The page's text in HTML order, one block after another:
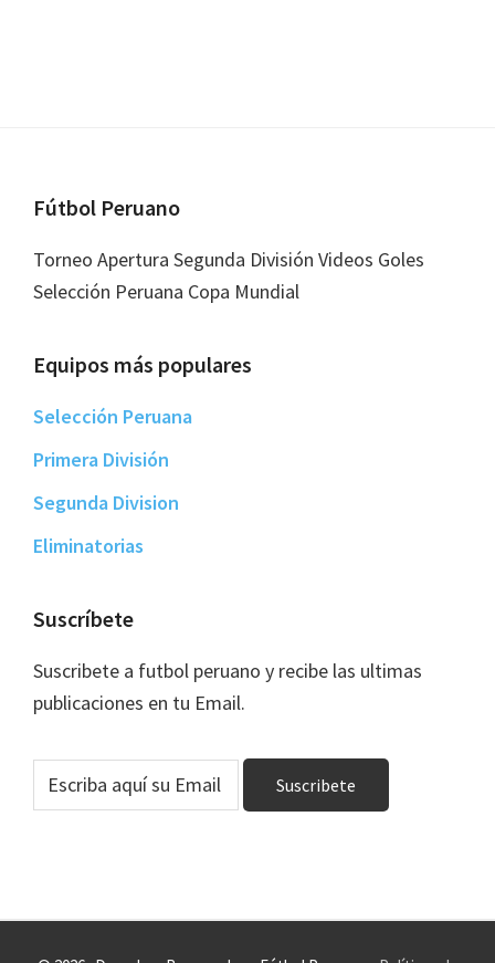
Footer
Fútbol Peruano
Torneo Apertura Segunda División Videos Goles
Selección Peruana Copa Mundial
Equipos más populares
Selección Peruana
Primera División
Segunda Division
Eliminatorias
Suscríbete
Suscribete a futbol peruano y recibe las ultimas
publicaciones en tu Email.